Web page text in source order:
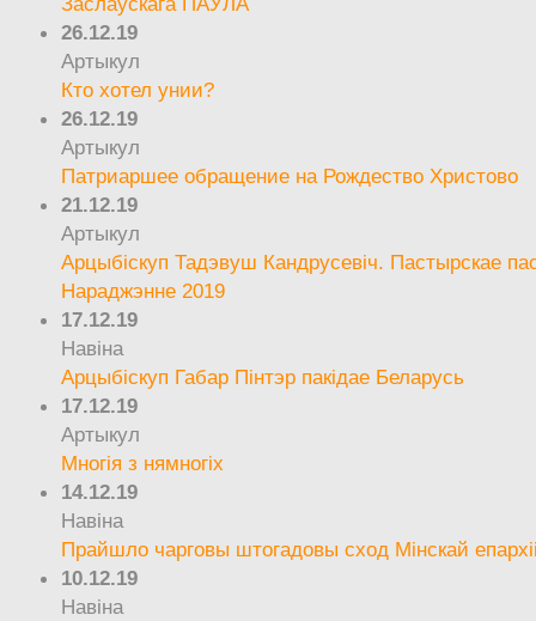
26.12.19
Артыкул
Кто хотел унии?
26.12.19
Артыкул
Патриаршее обращение на Рождество Христово
21.12.19
Артыкул
Арцыбіскуп Тадэвуш Кандрусевіч. Пастырскае
Нараджэнне 2019
17.12.19
Навіна
Арцыбіскуп Габар Пінтэр пакідае Беларусь
17.12.19
Артыкул
Многія з нямногіх
14.12.19
Навіна
Прайшло чарговы штогадовы сход Мінскай
10.12.19
Навіна